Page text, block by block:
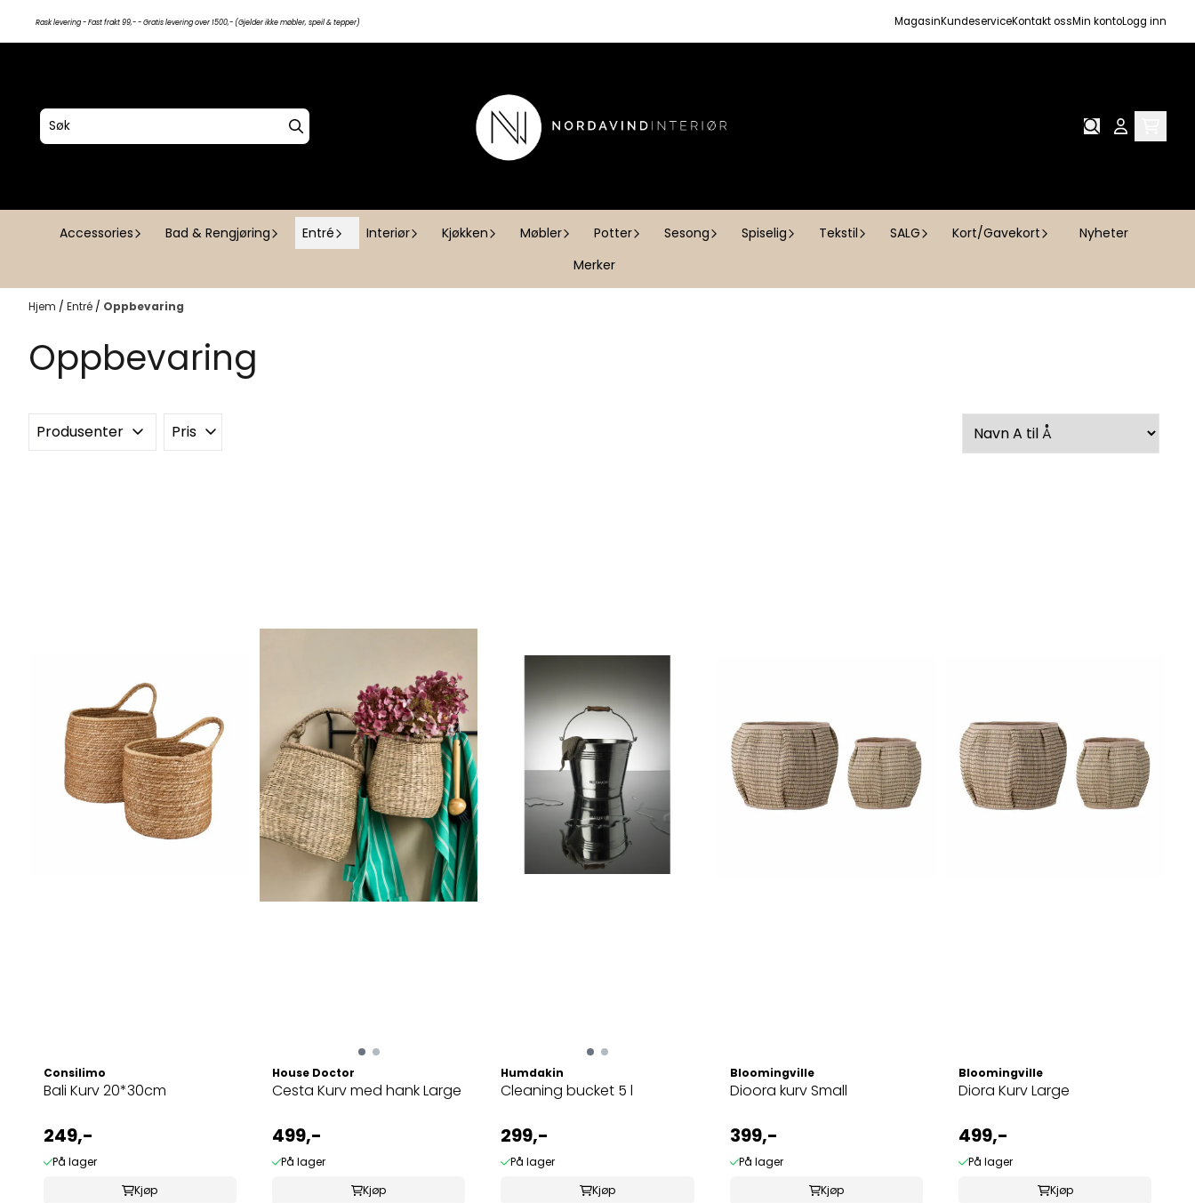
Hopp til innhold
Rask levering - Fast frakt 99,- - Gratis levering over 1500,- (Gjelder ikke møbler, speil & tepper) MagasinKundeserviceKontakt ossMin kontoLogg inn
Accessories Bad & Rengjøring Entré Interiør Kjøkken Møbler Potter Sesong Spiselig Tekstil SALG Kort/Gavekort
Nyheter
Merker
Hjem / Entré / Oppbevaring
Oppbevaring
Produsenter Pris
Consilimo
Bali Kurv 20*30cm
249,-
På lager
Kjøp
House Doctor
Cesta Kurv med hank Large
499,-
På lager
Kjøp
Humdakin
Cleaning bucket 5 l
299,-
På lager
Kjøp
Bloomingville
Dioora kurv Small
399,-
På lager
Kjøp
Bloomingville
Diora Kurv Large
499,-
På lager
Kjøp